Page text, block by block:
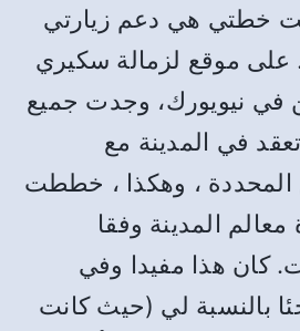
خطتي هي دعم زيارتي
على موقع لزمالة سكيري
في نيويورك، وجدت جميع
في المدينة مع
المحددة ، وهكذا ، خططت
المدينة وفقا
كان هذا مفيدا وفي
بالنسبة لي (حيث كانت